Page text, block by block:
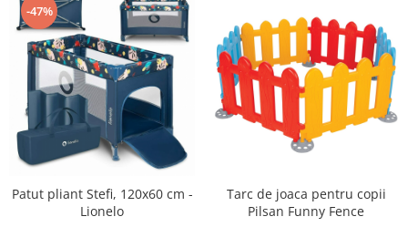
Patuturi pliabile si tarcuri de joaca
Saltele patut copii
Saltele mici
Saltele de la 120 x 60 cm
Saltele de la 140 x 70 cm
Saltele 127 x 63 cm
Saltele de la 160 x 80 cm
Lenjerii patut 120 x 60 cm
-47%
Patut pliant Stefi, 120x60 cm -
Lionelo
Tarc de joaca pentru copii
Pilsan Funny Fence